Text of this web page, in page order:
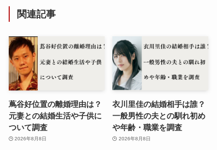
関連記事
蔦谷好位置の離婚理由は？
元妻との結婚生活や子供に
ついて調査
2026年8月8日
衣川里佳の結婚相手は誰？
一般男性の夫との馴れ初め
や年齢・職業を調査
2026年8月8日